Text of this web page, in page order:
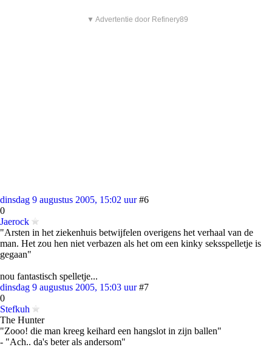
▼ Advertentie door Refinery89
dinsdag 9 augustus 2005, 15:02 uur #6
0
Jaerock
"Arsten in het ziekenhuis betwijfelen overigens het verhaal van de
man. Het zou hen niet verbazen als het om een kinky seksspelletje is
gegaan"
nou fantastisch spelletje...
dinsdag 9 augustus 2005, 15:03 uur #7
0
Stefkuh
The Hunter
"Zooo! die man kreeg keihard een hangslot in zijn ballen"
- "Ach.. da's beter als andersom"